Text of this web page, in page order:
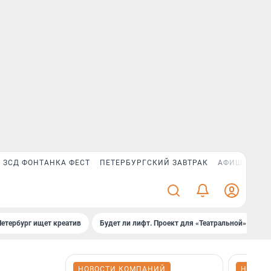
ЗСД ФОНТАНКА ФЕСТ ПЕТЕРБУРГСКИЙ ЗАВТРАК АФИША PLUS
ищет креатив Будет ли лифт. Проект для «Театральной»
НОВОСТИ КОМПАНИЙ